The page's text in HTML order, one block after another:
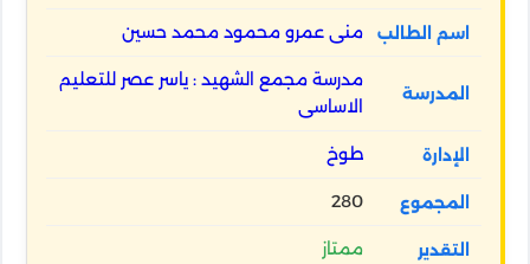
منى عمرو محمود محمد حسين
مدرسة مجمع الشهيد : ياسر عصر للتعليم
الاساسى
طوخ
280
ممتاز